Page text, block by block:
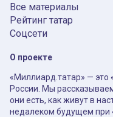
Все материалы
Рейтинг татар
Соцсети
О проекте
«Миллиард.татар» — это
России. Мы
они есть, как живут в
недалеком будущем при